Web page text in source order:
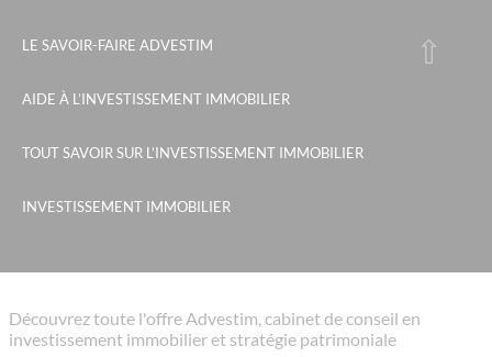
LE SAVOIR-FAIRE ADVESTIM
AIDE À L’INVESTISSEMENT IMMOBILIER
TOUT SAVOIR SUR L’INVESTISSEMENT IMMOBILIER
INVESTISSEMENT IMMOBILIER
Découvrez toute l'offre Advestim, cabinet de conseil en
investissement immobilier et stratégie patrimoniale